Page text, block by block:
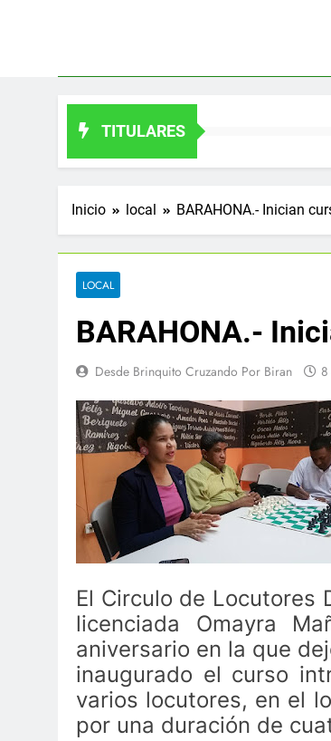
TITULARES
Inicio local BARAHONA.- Inician
LOCAL
BARAHONA.-
Desde Brinquito Cruzando Por Biran
El Circulo de Locutores
licenciada Omayra
aniversario en la que
inaugurado el curso
varios locutores, en el
por una duración de